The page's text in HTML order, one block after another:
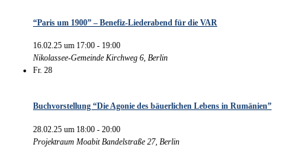
“Paris um 1900” – Benefiz-Liederabend für die VAR
16.02.25 um 17:00 - 19:00
Nikolassee-Gemeinde Kirchweg 6, Berlin
Fr. 28
Buchvorstellung “Die Agonie des bäuerlichen Lebens in Rumänien”
28.02.25 um 18:00 - 20:00
Projektraum MoabitBandelstraße 27, Berlin